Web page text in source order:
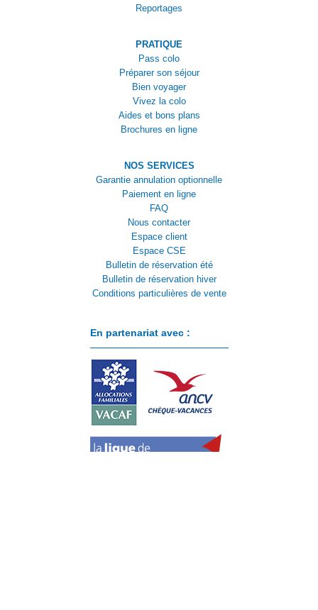
Reportages
PRATIQUE
Pass colo
Préparer son séjour
Bien voyager
Vivez la colo
Aides et bons plans
Brochures en ligne
NOS SERVICES
Garantie annulation optionnelle
Paiement en ligne
FAQ
Nous contacter
Espace client
Espace CSE
Bulletin de réservation été
Bulletin de réservation hiver
Conditions particulières de vente
En partenariat avec :